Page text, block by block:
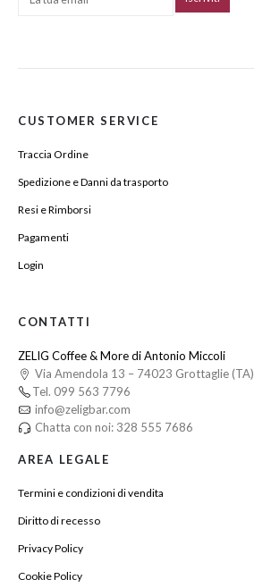
CUSTOMER SERVICE
Traccia Ordine
Spedizione e Danni da trasporto
Resi e Rimborsi
Pagamenti
Login
CONTATTI
ZELIG Coffee & More di Antonio Miccoli
Via Amendola 13 – 74023 Grottaglie (TA)
Tel. 099 563 7796
info@zeligbar.com
Chatta con noi: 328 555 7686
AREA LEGALE
Termini e condizioni di vendita
Diritto di recesso
Privacy Policy
Cookie Policy